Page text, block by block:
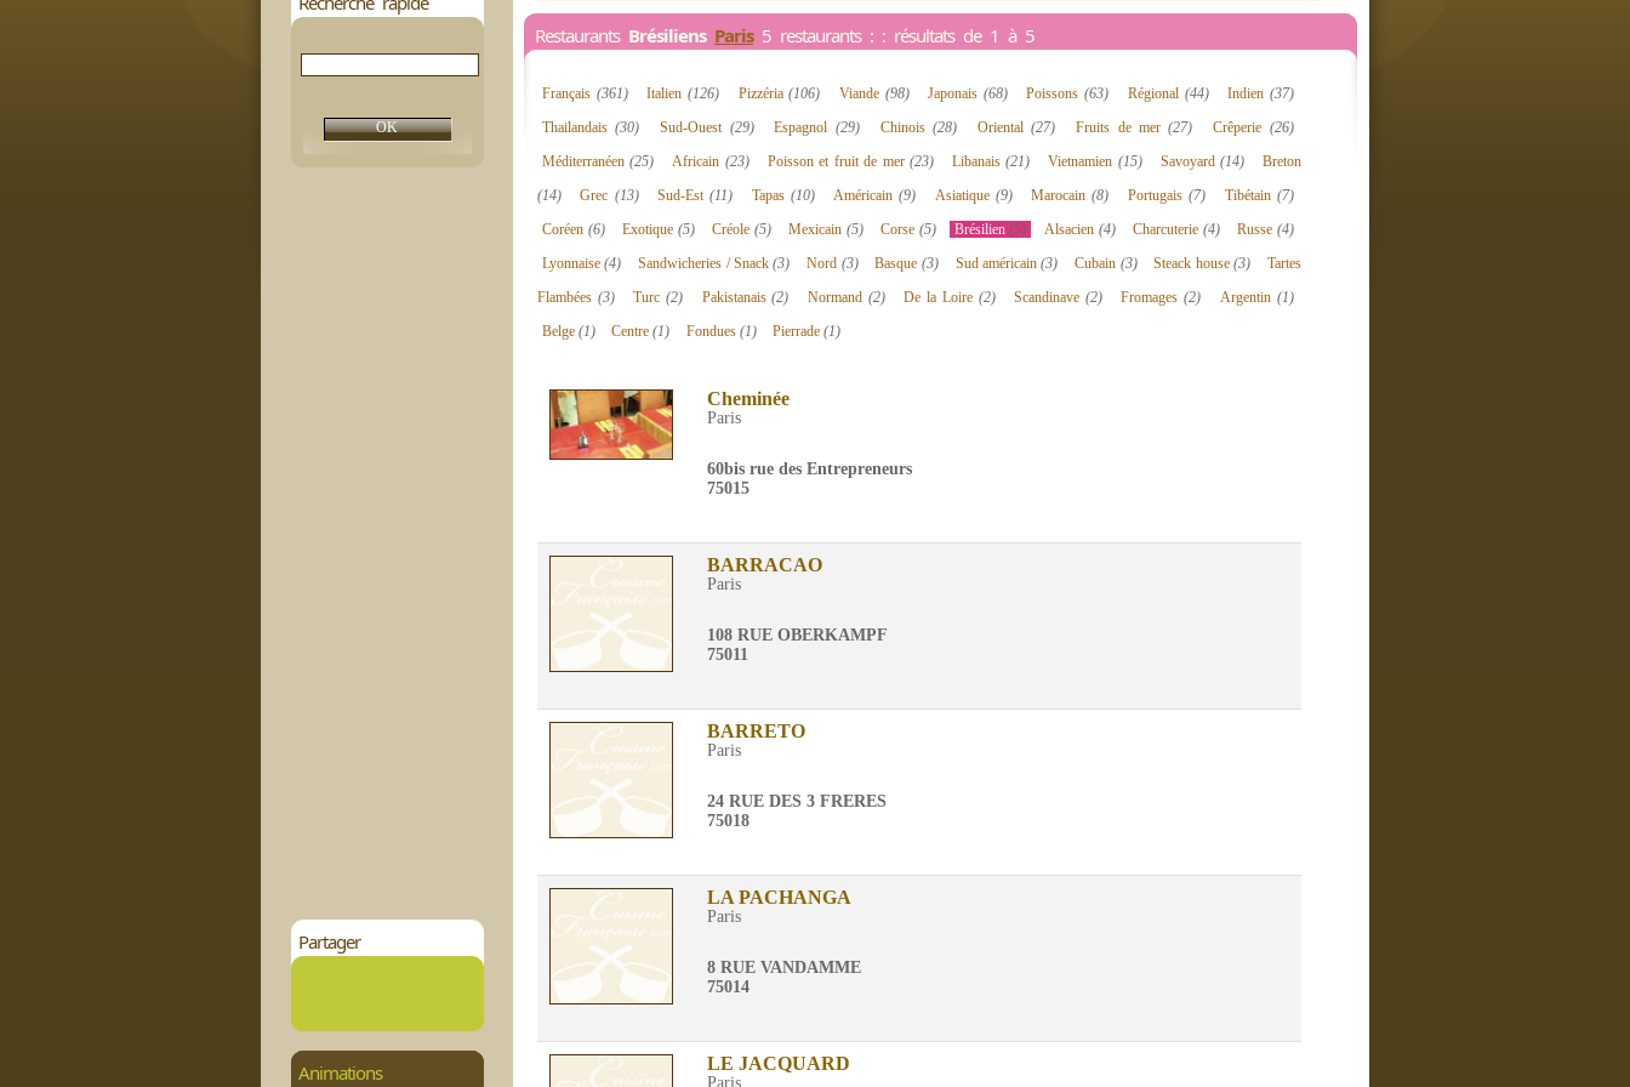
Partager
Animations
Restaurants Brésiliens Paris5 restaurants : : résultats de 1 à 5
Français (361) Italien(126) Pizzéria(106) Viande (98) Japonais (68) Poissons(63) Régional (44) Indien (37)
Thailandais(30) Sud-Ouest (29) Espagnol (29) Chinois(28) Oriental(27) Fruits de mer(27) Crêperie (26)
Méditerranéen(25) Africain (23) Poisson et fruit de mer(23) Libanais(21) Vietnamien (15) Savoyard(14)
Breton
(14)
Grec (13) Sud-Est(11) Tapas (10) Américain(9) Asiatique (9) Marocain(8) Portugais(7) Tibétain (7)
Coréen (6) Exotique (5) Créole(5) Mexicain(5) Corse(5) Brésilien(5) Alsacien (4) Charcuterie (4) Russe (4)
Lyonnaise(4) Sandwicheries / Snack(3) Nord (3) Basque (3) Sud américain(3) Cubain (3) Steack house(3)
Tartes
Flambées (3) Turc(2) Pakistanais(2) Normand (2) De la Loire (2) Scandinave(2) Fromages(2) Argentin (1)
Belge (1) Centre(1) Fondues (1) Pierrade(1)
Cheminée
Paris
60bis rue des Entrepreneurs
75015
BARRACAO
Paris
108 RUE OBERKAMPF
75011
BARRETO
Paris
24 RUE DES 3 FRERES
75018
LA PACHANGA
Paris
8 RUE VANDAMME
75014
LE JACQUARD
Paris